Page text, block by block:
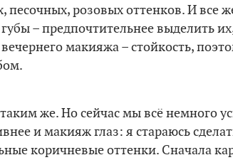
розовых оттенков. И все
– предпочтительнее выделить
макияжа – стойкость,
же. Но сейчас мы всё немного
и макияж глаз: я стараюсь
коричневые оттенки. Сначала